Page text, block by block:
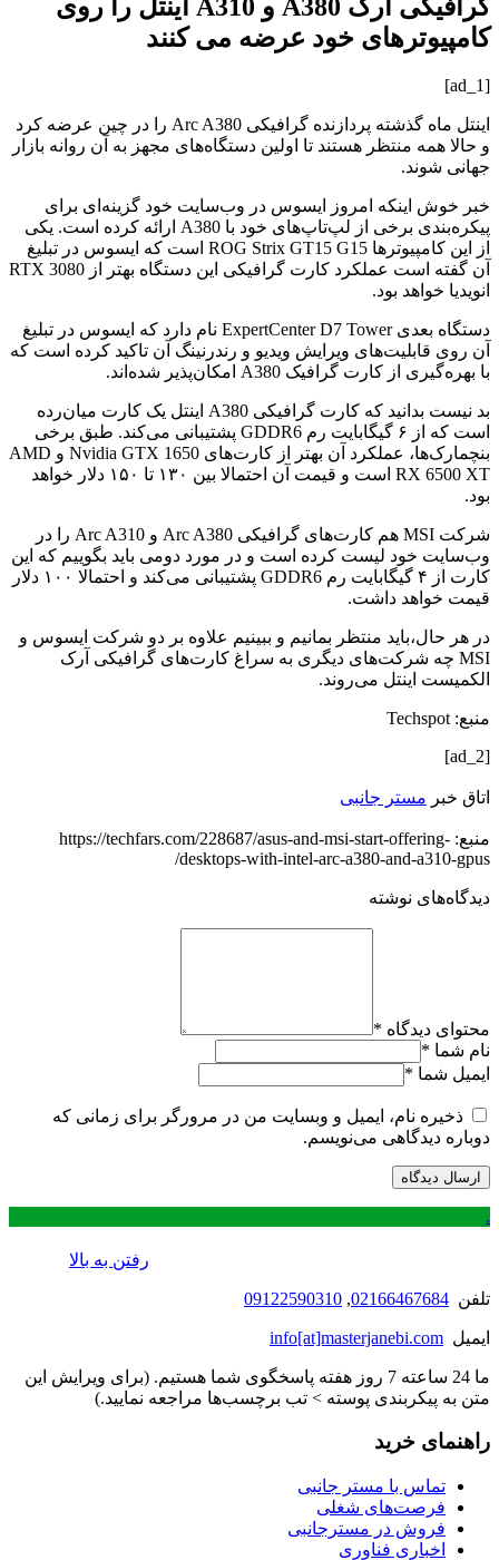
گرافیکی آرک A380 و A310 اینتل را روی
کامپیوترهای خود عرضه می کنند
[ad_1]
اینتل ماه گذشته پردازنده گرافیکی Arc A380 را در چین عرضه کرد
و حالا همه منتظر هستند تا اولین دستگاه‌های مجهز به آن روانه بازار
جهانی شوند.
خبر خوش اینکه امروز ایسوس در وب‌سایت خود گزینه‌ای برای
پیکره‌بندی برخی از لپ‌تاپ‌های خود با A380 ارائه کرده است.‌ یکی
از این کامپیوترها ROG Strix GT15 G15 است که‌ ایسوس در تبلیغ
آن گفته است عملکرد کارت گرافیکی این دستگاه بهتر از RTX 3080
انویدیا خواهد بود.
دستگاه بعدی ExpertCenter D7 Tower نام دارد که ایسوس در تبلیغ
آن روی قابلیت‌های ویرایش ویدیو و رندرنینگ آن تاکید کرده است که
با بهره‌گیری از کارت گرافیک A380 امکان‌پذیر شده‌اند.
بد نیست بدانید که‌ کارت گرافیکی A380 اینتل یک کارت میان‌رده
است که از ۶ گیگابایت رم GDDR6 پشتیبانی می‌کند. طبق برخی
بنچمارک‌ها، عملکرد آن بهتر از کارت‌های Nvidia GTX 1650 و AMD
RX 6500 XT است و قیمت آن احتمالا بین ۱۳۰ تا ۱۵۰ دلار خواهد
بود.
شرکت MSI هم کارت‌های گرافیکی Arc A380 و Arc A310 را در
وب‌سایت خود لیست کرده است و در مورد دومی باید بگوییم که این
کارت از ۴ گیگابایت رم GDDR6 پشتیبانی می‌کند و احتمالا ۱۰۰ دلار
قیمت خواهد داشت.
در هر حال،باید منتظر بمانیم و ببینیم علاوه بر دو شرکت ایسوس و
MSI چه شرکت‌های دیگری به سراغ کارت‌های گرافیکی آرک
الکمیست اینتل می‌روند.
منبع: Techspot
[ad_2]
اتاق خبر مستر جانبی
منبع: https://techfars.com/228687/asus-and-msi-start-offering-
desktops-with-intel-arc-a380-and-a310-gpus/
دیدگاه‌های نوشته
محتوای دیدگاه *
نام شما *
ایمیل شما *
ذخیره نام، ایمیل و وبسایت من در مرورگر برای زمانی که
دوباره دیدگاهی می‌نویسم.
.
رفتن به بالا
تلفن 02166467684
,
09122590310
ایمیل info[at]masterjanebi.com
ما 24 ساعته 7 روز هفته پاسخگوی شما هستیم. (برای ویرایش این
متن به پیکربندی پوسته > تب برچسب‌ها مراجعه نمایید.)
راهنمای خرید
تماس با مستر جانبی
فرصت‌های شغلی
فروش در مسترجانبی
اخباری فناوری